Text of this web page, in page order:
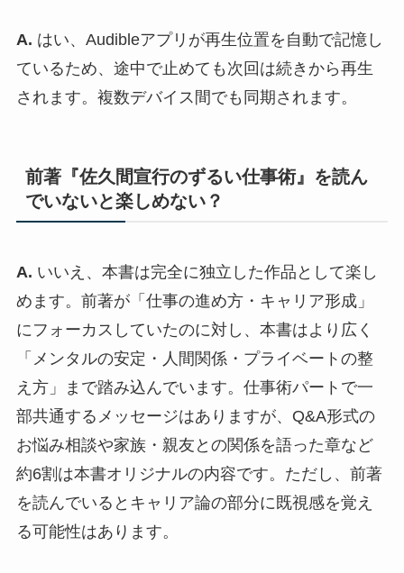
A. はい、Audibleアプリが再生位置を自動で記憶し
ているため、途中で止めても次回は続きから再生
されます。複数デバイス間でも同期されます。
前著『佐久間宣行のずるい仕事術』を読ん
でいないと楽しめない？
A. いいえ、本書は完全に独立した作品として楽し
めます。前著が「仕事の進め方・キャリア形成」
にフォーカスしていたのに対し、本書はより広く
「メンタルの安定・人間関係・プライベートの整
え方」まで踏み込んでいます。仕事術パートで一
部共通するメッセージはありますが、Q&A形式の
お悩み相談や家族・親友との関係を語った章など
約6割は本書オリジナルの内容です。ただし、前著
を読んでいるとキャリア論の部分に既視感を覚え
る可能性はあります。